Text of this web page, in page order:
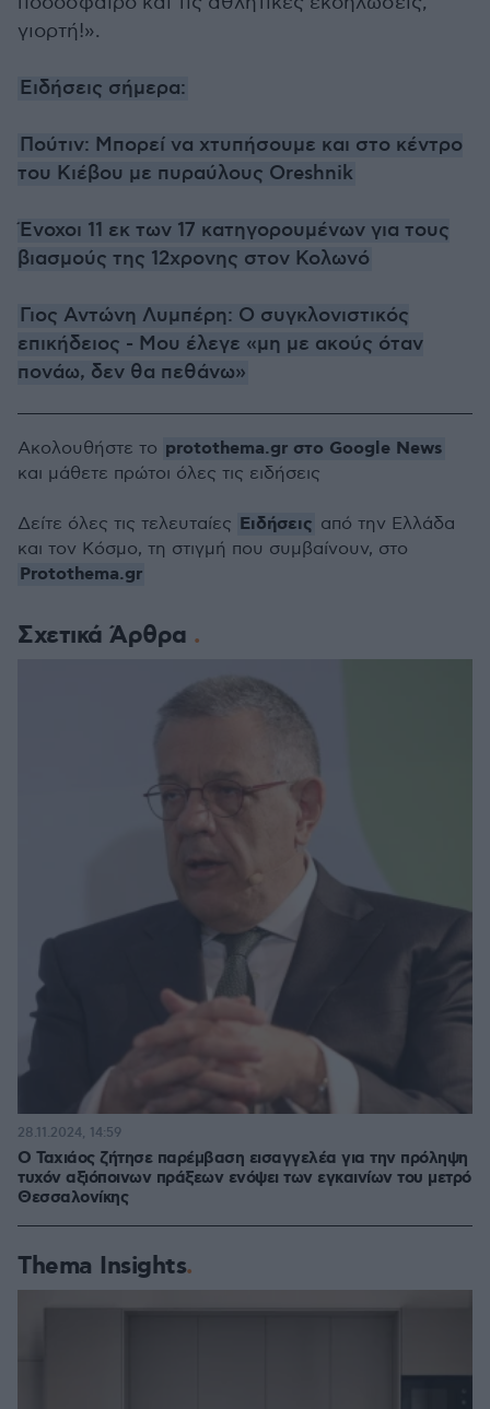
γιορτή!».
Ειδήσεις σήμερα:
Πούτιν: Μπορεί να χτυπήσουμε και στο κέντρο
του Κιέβου με πυραύλους Oreshnik
Ένοχοι 11 εκ των 17 κατηγορουμένων για τους
βιασμούς της 12χρονης στον Κολωνό
Γιος Αντώνη Λυμπέρη: Ο συγκλονιστικός
επικήδειος - Μου έλεγε «μη με ακούς όταν
πονάω, δεν θα πεθάνω»
Σχετικά Άρθρα
Ο Ταχιάος ζήτησε παρέμβαση εισαγγελέα για την πρόληψη
τυχόν αξιόποινων πράξεων ενόψει των εγκαινίων του μετρό
Θεσσαλονίκης
28.11.2024, 14:59
Thema Insights
Ακολουθήστε το protothema.gr στο Google News
και μάθετε πρώτοι όλες τις ειδήσεις
Δείτε όλες τις τελευταίες Ειδήσεις από την Ελλάδα
και τον Κόσμο, τη στιγμή που συμβαίνουν, στο
Protothema.gr